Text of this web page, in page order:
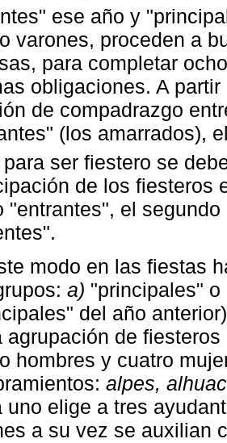
ese año y
varones, proceden a
para completar
obligaciones. A
de compadrazgo
(los amarrados),
ser fiestero se
de los fiesteros
"entrantes", el
modo en las fiestas
a) "principales"
del año
agrupación de
hombres y cuatro
alpes,
uno elige a tres
a su vez se auxilian